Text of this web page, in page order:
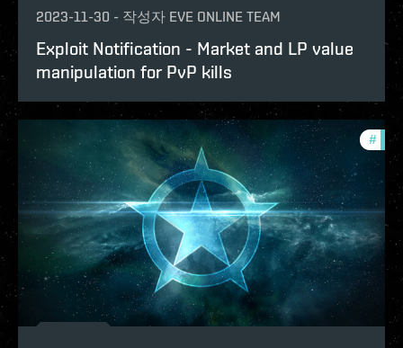
2023-11-30 - 작성자 EVE ONLINE TEAM
Exploit Notification - Market and LP value
manipulation for PvP kills
#